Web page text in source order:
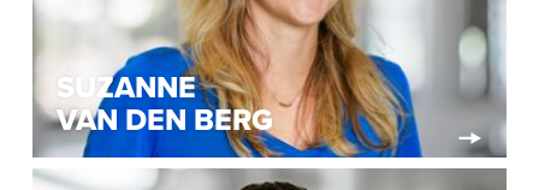
SUZANNE
VAN DEN BERG